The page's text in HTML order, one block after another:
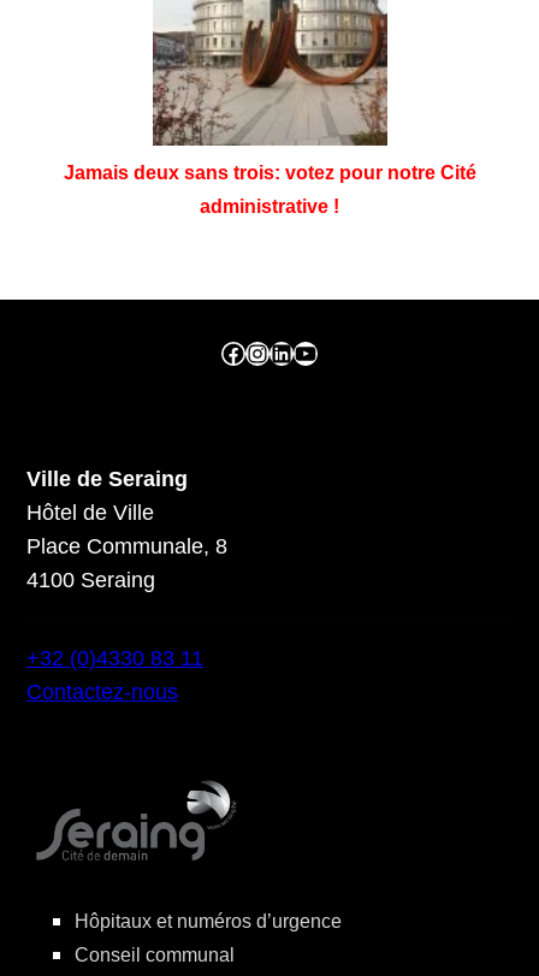
Jamais deux sans trois: votez pour notre Cité
administrative !
Facebook ville de seraing Instragram ville de seraing linkedin – ville de seraing YouTube
Ville de Seraing
Hôtel de Ville
Place Communale, 8
4100 Seraing
+32 (0)4330 83 11
Contactez-nous
Hôpitaux et numéros d’urgence
Conseil communal